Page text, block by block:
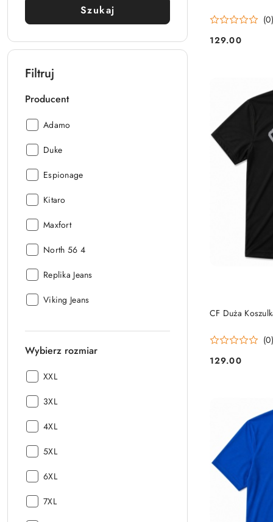
Szukaj
Filtruj
Producent
Producent:
Adamo
Producent:
Duke
Producent:
Espionage
Producent:
Kitaro
Producent:
Maxfort
Producent:
North 56 4
Producent:
Replika Jeans
Producent:
Viking Jeans
Wybierz rozmiar
Wybierz
XXL
Wybierz
3XL
Wybierz
4XL
Wybierz
5XL
Wybierz
6XL
Wybierz
7XL
(0)
Cena:
129.00
CF Duża
(0)
Cena:
129.00